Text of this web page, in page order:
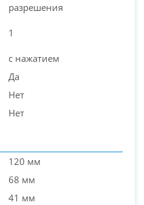
разрешения
1
с нажатием
Да
Нет
Нет
120 мм
68 мм
41 мм